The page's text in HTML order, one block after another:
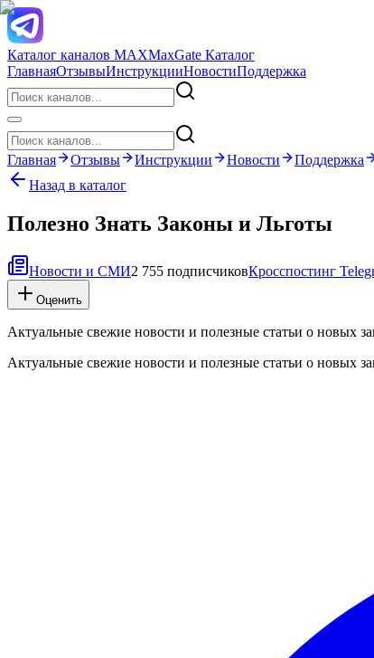
Каталог каналов MAXMaxGate Каталог
ГлавнаяОтзывыИнструкцииНовостиПоддержка
Главная Отзывы Инструкции Новости
Поддержка
Назад в каталог
Полезно Знать Законы и Льготы
Новости и СМИ2 755 подписчиковКросспостинг
Оценить
Актуальные свежие новости и полезные статьи о новых
Актуальные свежие новости и полезные статьи о новых